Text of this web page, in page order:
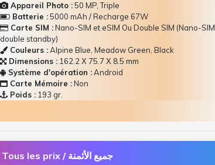
Appareil Photo :50 MP, Triple
Batterie :5000 mAh / Recharge 67W
Carte SIM :Nano-SIM et eSIM Ou Double SIM (Nano-SIM,
double standby)
Couleurs :Alpine Blue, Meadow Green, Black
Dimensions : 162.2 Х 75.7 Х 8.5 mm
Système d'opération :Android
Carte Mémoire :Non
Poids : 193 gr.
Tous les prix / جميع الأثمنة